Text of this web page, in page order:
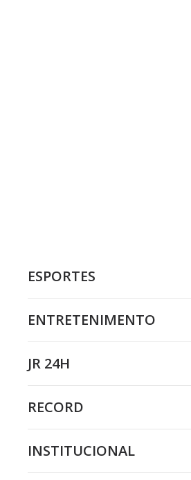
ESPORTES
ENTRETENIMENTO
JR 24H
RECORD
INSTITUCIONAL